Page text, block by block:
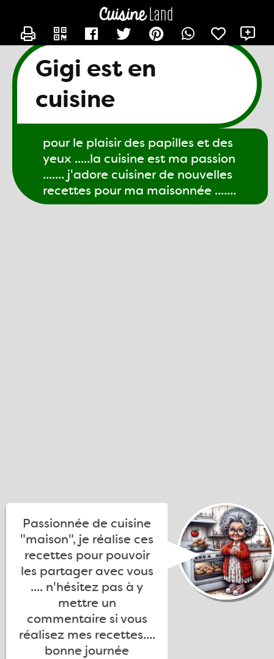
Gigi est en
cuisine
pour le plaisir des papilles et des
yeux .....la cuisine est ma passion
....... j'adore cuisiner de nouvelles
recettes pour ma maisonnée .......
Passionnée de cuisine
"maison", je réalise ces
recettes pour pouvoir
les partager avec vous
.... n'hésitez pas à y
mettre un
commentaire si vous
réalisez mes recettes....
bonne journée
CONTACTER GIGI61